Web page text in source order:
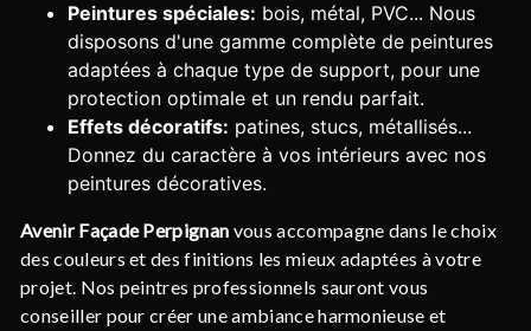
Peintures spéciales: bois, métal, PVC... Nous
disposons d'une gamme complète de peintures
adaptées à chaque type de support, pour une
protection optimale et un rendu parfait.
Effets décoratifs: patines, stucs, métallisés...
Donnez du caractère à vos intérieurs avec nos
peintures décoratives.
Avenir Façade Perpignan vous accompagne dans le choix
des couleurs et des finitions les mieux adaptées à votre
projet. Nos peintres professionnels sauront vous
conseiller pour créer une ambiance harmonieuse et